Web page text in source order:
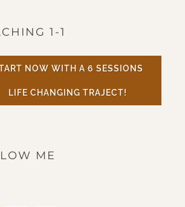
1-1
NOW WITH A 6 SESSIONS
LIFE CHANGING TRAJECT!
ME